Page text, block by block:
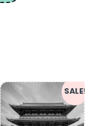
SALE!
Original
price
was:
Rp 19.900.000.
price
is:
Rp